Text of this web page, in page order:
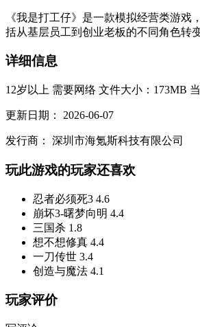
《我是打工仔》是一款模拟经营类游
括从基层员工到创业老板的不同角色转
详细信息
12岁以上 需要网络 文件大小：173MB
更新日期： 2026-06-07
发行商： 深圳市海氪斯科技有限公司
玩此游戏的玩家还喜欢
忍者必须死3 4.6
崩坏3-曙梦向明 4.4
三国杀 1.8
想不想修真 4.4
一刀传世 3.4
创造与魔法 4.1
玩家评价